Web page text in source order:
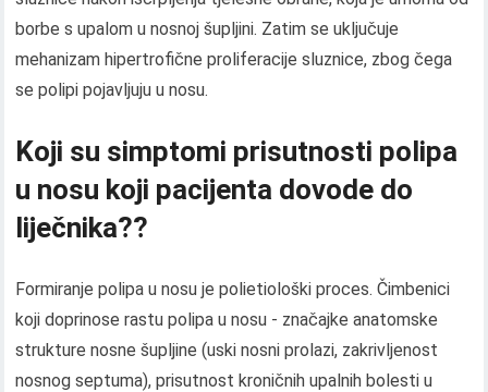
borbe s upalom u nosnoj šupljini. Zatim se uključuje
mehanizam hipertrofične proliferacije sluznice, zbog čega
se polipi pojavljuju u nosu.
Koji su simptomi prisutnosti polipa
u nosu koji pacijenta dovode do
liječnika??
Formiranje polipa u nosu je polietiološki proces. Čimbenici
koji doprinose rastu polipa u nosu - značajke anatomske
strukture nosne šupljine (uski nosni prolazi, zakrivljenost
nosnog septuma), prisutnost kroničnih upalnih bolesti u